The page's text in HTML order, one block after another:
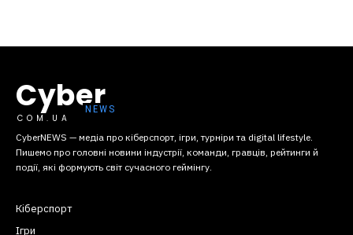
Cyber
COM.UA
CyberNEWS — медіа про кіберспорт, ігри, турніри та digital lifestyle.
Пишемо про головні новини індустрії, команди, гравців, рейтинги й
події, які формують світ сучасного геймінгу.
Кіберспорт
Ігри